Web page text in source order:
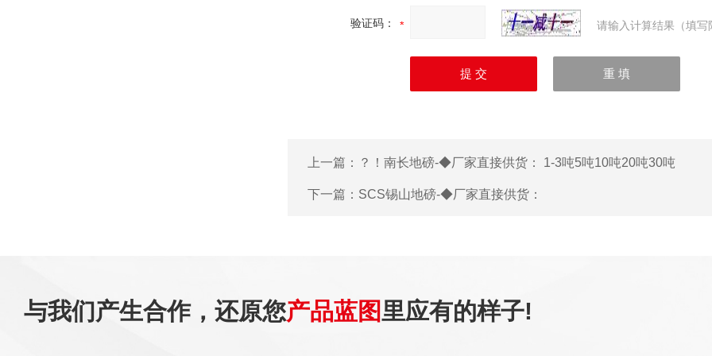
验证码： 请输入计算结果（填
上一篇： ？！南长地磅-◆厂家直接供货： 1-3吨5吨10吨20吨30吨
下一篇： SCS锡山地磅-◆厂家直接供货：
与我们产生合作，还原您产品蓝图里应有的样子!